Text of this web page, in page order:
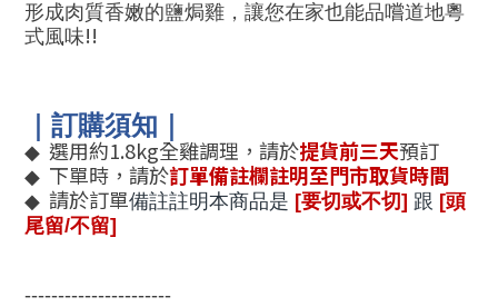
形成肉質香嫩的鹽焗雞，讓您在家也能品嚐道地粵
式風味!!
｜訂購須知｜
◆ 選用約1.8kg全雞調理，請於提貨前三天預訂
◆ 下單時，請於訂單備註欄註明至門市取貨時間
◆ 請於訂單備註註明本商品是 [要切或不切] 跟 [頭
尾留/不留]
----------------------